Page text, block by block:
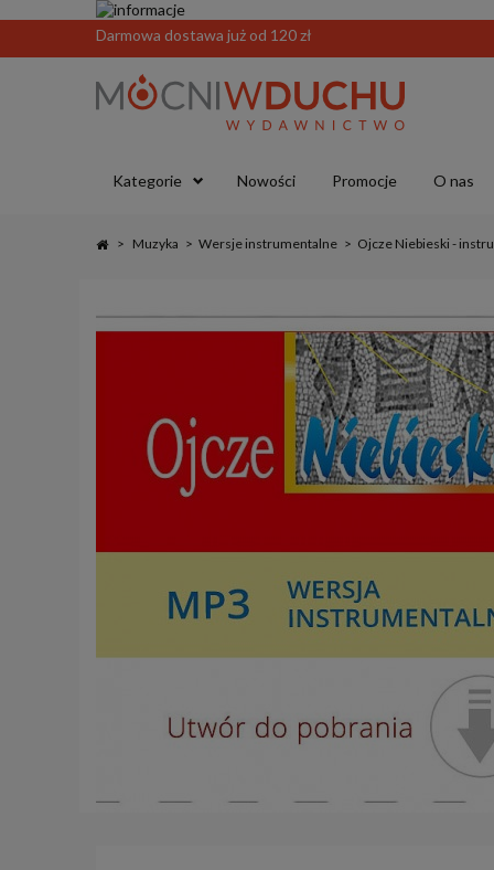
Darmowa dostawa już od 120 zł
Kategorie Nowości Promocje O nas
> Muzyka > Wersje instrumentalne > Ojcze Niebieski -